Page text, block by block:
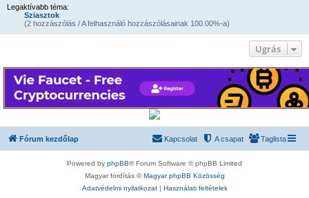
Legaktívabb téma:
Sziasztok
(2 hozzászólás / A felhasználó hozzászólásainak 100.00%-a)
Ugrás
Fórum kezdőlap Taglista
A csapat
Kapcsolat
Powered by phpBB® Forum Software © phpBB Limited
Magyar fordítás ©Magyar phpBB Közösség
Adatvédelmi nyilatkozat| Használati feltételek